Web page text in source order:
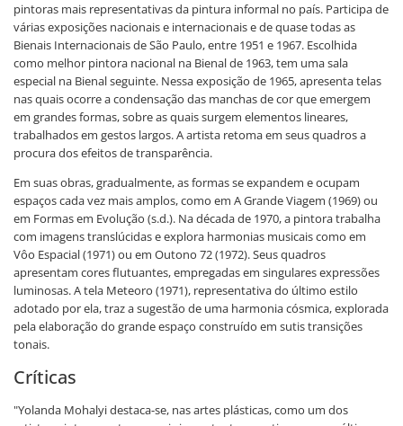
pintoras mais representativas da pintura informal no país. Participa de
várias exposições nacionais e internacionais e de quase todas as
Bienais Internacionais de São Paulo, entre 1951 e 1967. Escolhida
como melhor pintora nacional na Bienal de 1963, tem uma sala
especial na Bienal seguinte. Nessa exposição de 1965, apresenta telas
nas quais ocorre a condensação das manchas de cor que emergem
em grandes formas, sobre as quais surgem elementos lineares,
trabalhados em gestos largos. A artista retoma em seus quadros a
procura dos efeitos de transparência.
Em suas obras, gradualmente, as formas se expandem e ocupam
espaços cada vez mais amplos, como em A Grande Viagem (1969) ou
em Formas em Evolução (s.d.). Na década de 1970, a pintora trabalha
com imagens translúcidas e explora harmonias musicais como em
Vôo Espacial (1971) ou em Outono 72 (1972). Seus quadros
apresentam cores flutuantes, empregadas em singulares expressões
luminosas. A tela Meteoro (1971), representativa do último estilo
adotado por ela, traz a sugestão de uma harmonia cósmica, explorada
pela elaboração do grande espaço construído em sutis transições
tonais.
Críticas
"Yolanda Mohalyi destaca-se, nas artes plásticas, como um dos